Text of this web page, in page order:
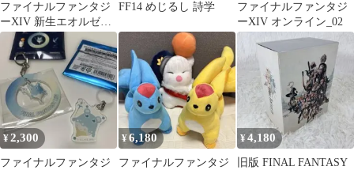
ファイナルファンタジ
ーXIV 新生エオルゼア
オフィシャルコンプリ
ートガイド
FF14 めじるし 詩学
ファイナルファンタジ
ーXIV オンライン_02
¥2,300
ファイナルファンタジ
¥6,180
ファイナルファンタジ
¥4,180
旧版 FINAL FANTASY